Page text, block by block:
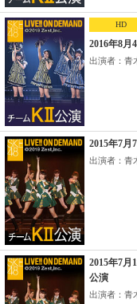
HD
2016年8
出演者：青
2015年7月
出演者：青
2015年7月
公演
出演者：青